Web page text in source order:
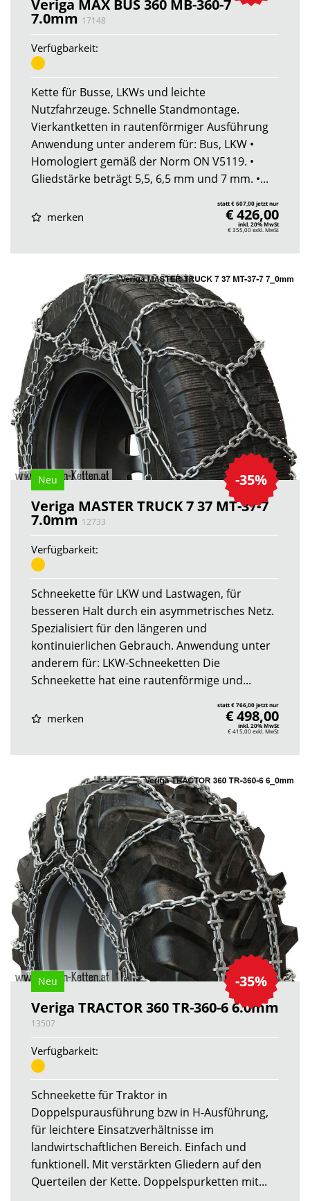
Veriga MAX BUS 360 MB-360-7
7.0mm 17148
Verfügbarkeit:
Kette für Busse, LKWs und leichte
Nutzfahrzeuge. Schnelle Standmontage.
Vierkantketten in rautenförmiger Ausführung
Anwendung unter anderem für: Bus, LKW •
Homologiert gemäß der Norm ON V5119. •
Gliedstärke beträgt 5,5, 6,5 mm und 7 mm. •...
merken
statt € 607,00 jetzt nur
€ 426,00
inkl. 20% MwSt
€ 355,00exkl. MwSt
-35%
Neu
Veriga MASTER TRUCK 7 37 MT-37-7
7.0mm 12733
Verfügbarkeit:
Schneekette für LKW und Lastwagen, für
besseren Halt durch ein asymmetrisches Netz.
Spezialisiert für den längeren und
kontinuierlichen Gebrauch. Anwendung unter
anderem für: LKW-Schneeketten Die
Schneekette hat eine rautenförmige und...
merken
statt € 766,00 jetzt nur
€ 498,00
inkl. 20% MwSt
€ 415,00exkl. MwSt
-35%
Neu
Veriga TRACTOR 360 TR-360-6 6.0mm
13507
Verfügbarkeit:
Schneekette für Traktor in
Doppelspurausführung bzw in H-Ausführung,
für leichtere Einsatzverhältnisse im
landwirtschaftlichen Bereich. Einfach und
funktionell. Mit verstärkten Gliedern auf den
Querteilen der Kette. Doppelspurketten mit...